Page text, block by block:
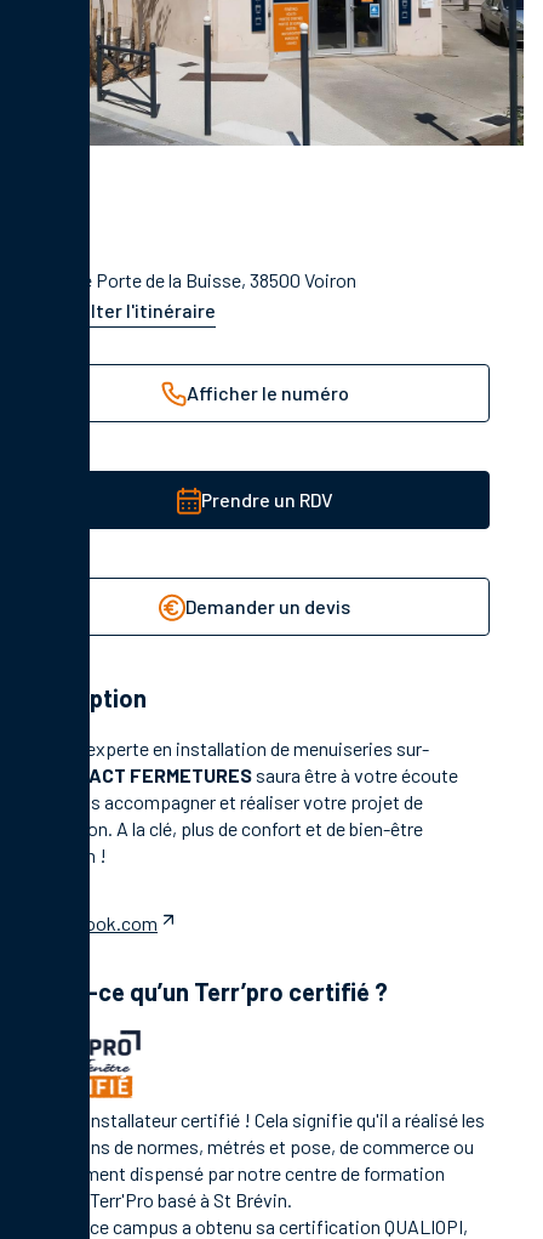
24 Rue Porte de la Buisse, 38500 Voiron
Consulter l'itinéraire
Afficher le numéro
Prendre un RDV
Demander un devis
Description
Société experte en installation de menuiseries sur-
ACT FERMETURES saura être à votre écoute
pour vous accompagner et réaliser votre projet de
rénovation. A la clé, plus de confort et de bien-être
quotidien !
facebook.com
Qu’est-ce qu’un Terr’pro certifié ?
C'est un installateur certifié ! Cela signifie qu'il a réalisé les
formations de normes, métrés et pose, de commerce ou
management dispensé par notre centre de formation
Campus Terr'Pro basé à St Brévin.
En 2021, ce campus a obtenu sa certification QUALIOPI,